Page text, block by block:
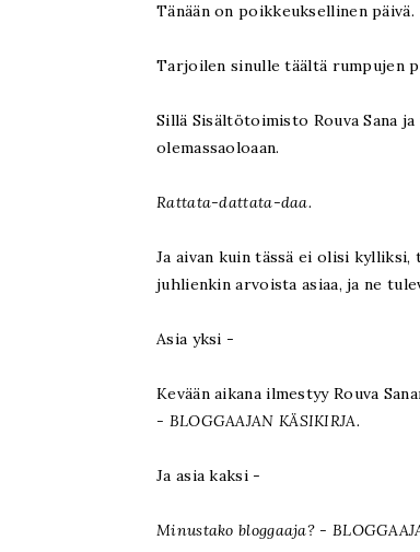
Tänään on poikkeuksellinen päivä.
Tarjoilen sinulle täältä rumpujen
Sillä Sisältötoimisto Rouva Sana
olemassaoloaan.
Rattata-dattata-daa.
Ja aivan kuin tässä ei olisi kylliksi,
juhlienkin arvoista asiaa, ja ne
Asia yksi -
Kevään aikana ilmestyy Rouva
- BLOGGAAJAN KÄSIKIRJA.
Ja asia kaksi -
Minustako bloggaaja? -